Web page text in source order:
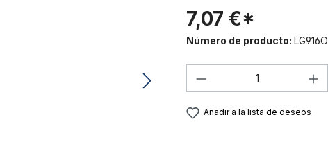
7,07 €*
Número de producto: LG916O
Cantidad del
Añadir a la lista de deseos